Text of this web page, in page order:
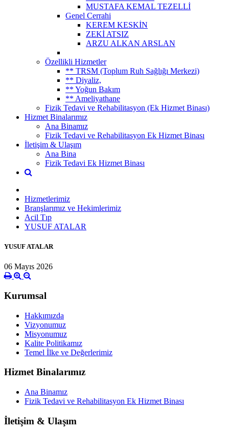
MUSTAFA KEMAL TEZELLİ
Genel Cerrahi
KEREM KESKİN
ZEKİ ATSIZ
ARZU ALKAN ARSLAN
Özellikli Hizmetler
** TRSM (Toplum Ruh Sağlığı Merkezi)
** Diyaliz,
** Yoğun Bakım
** Ameliyathane
Fizik Tedavi ve Rehabilitasyon (Ek Hizmet Binası)
Hizmet Binalarımız
Ana Binamız
Fizik Tedavi ve Rehabilitasyon Ek Hizmet Binası
İletişim & Ulaşım
Ana Bina
Fizik Tedavi Ek Hizmet Binası
Hizmetlerimiz
Branşlarımız ve Hekimlerimiz
Acil Tıp
YUSUF ATALAR
YUSUF ATALAR
06 Mayıs 2026
Kurumsal
Hakkımızda
Vizyonumuz
Misyonumuz
Kalite Politikamız
Temel İlke ve Değerlerimiz
Hizmet Binalarımız
Ana Binamız
Fizik Tedavi ve Rehabilitasyon Ek Hizmet Binası
İletişim & Ulaşım